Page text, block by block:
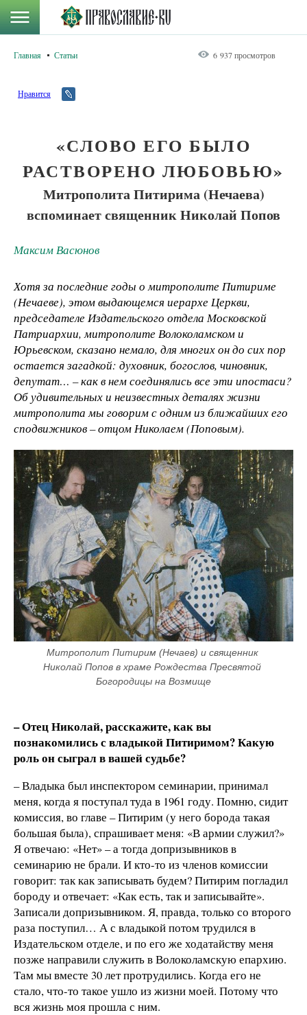
Главная Статьи 6 937 просмотров
Нравится
«СЛОВО ЕГО БЫЛО
РАСТВОРЕНО ЛЮБОВЬЮ»
Митрополита Питирима (Нечаева)
вспоминает священник Николай Попов
Максим Васюнов
Хотя за последние годы о митрополите Питириме
(Нечаеве), этом выдающемся иерархе Церкви,
председателе Издательского отдела Московской
Патриархии, митрополите Волоколамском и
Юрьевском, сказано немало, для многих он до сих пор
остается загадкой: духовник, богослов, чиновник,
депутат… – как в нем соединялись все эти ипостаси?
Об удивительных и неизвестных деталях жизни
митрополита мы говорим с одним из ближайших его
сподвижников – отцом Николаем (Поповым).
Митрополит Питирим (Нечаев) и священник
Николай Попов в храме Рождества Пресвятой
Богородицы на Возмище
– Отец Николай, расскажите, как вы
познакомились с владыкой Питиримом? Какую
роль он сыграл в вашей судьбе?
– Владыка был инспектором семинарии, принимал
меня, когда я поступал туда в 1961 году. Помню, сидит
комиссия, во главе – Питирим (у него борода такая
большая была), спрашивает меня: «В армии служил?»
Я отвечаю: «Нет» – а тогда допризывников в
семинарию не брали. И кто-то из членов комиссии
говорит: так как записывать будем? Питирим погладил
бороду и отвечает: «Как есть, так и записывайте».
Записали допризывником. Я, правда, только со второго
раза поступил… А с владыкой потом трудился в
Издательском отделе, и по его же ходатайству меня
позже направили служить в Волоколамскую епархию.
Там мы вместе 30 лет протрудились. Когда его не
стало, что-то такое ушло из жизни моей. Потому что
вся жизнь моя прошла с ним.